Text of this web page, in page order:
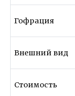
Гофрация
Внешний вид
Стоимость